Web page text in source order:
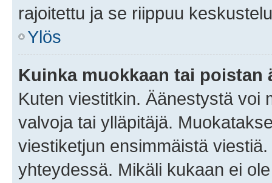
rajoitettu ja se riippuu
Ylös
Kuinka muokkaan tai poistan
Kuten viestitkin. Äänestystä voi
valvoja tai ylläpitäjä.
viestiketjun ensimmäistä
yhteydessä. Mikäli kukaan ei